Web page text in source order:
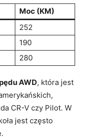
Moc (KM)
252
190
280
AWD, która jest
CR-V czy Pilot. W
jest często